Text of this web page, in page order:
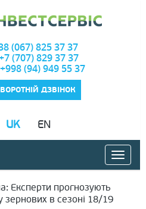
(067) 825 37 37
(707) 829 37 37
(94) 949 55 37
ДЗВІНОК
UK EN
Експерти прогнозують
зернових в сезоні 18/19